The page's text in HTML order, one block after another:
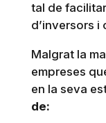
tal de
d’inversors i
Malgrat la
empreses
en la seva
de: